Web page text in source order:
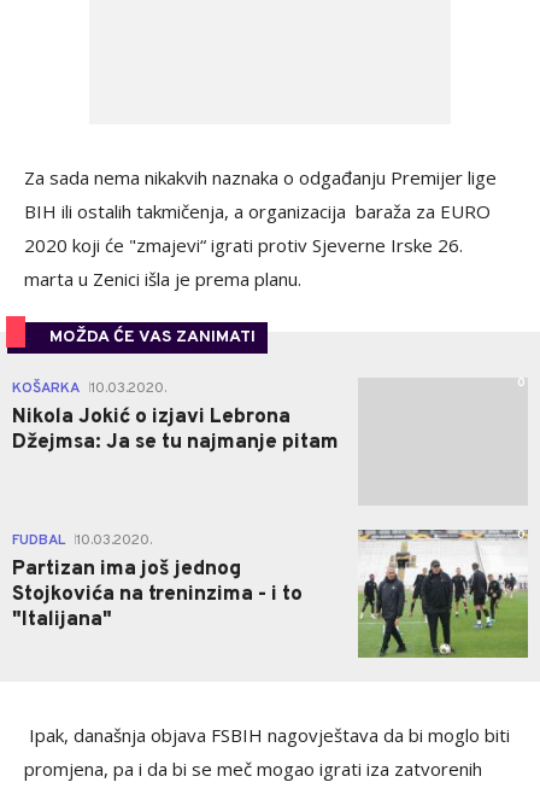
Za sada nema nikakvih naznaka o odgađanju Premijer lige
BIH ili ostalih takmičenja, a organizacija baraža za EURO
2020 koji će "zmajevi“ igrati protiv Sjeverne Irske 26.
marta u Zenici išla je prema planu.
MOŽDA ĆE VAS ZANIMATI
KOŠARKA 10.03.2020.
Nikola Jokić o izjavi Lebrona
Džejmsa: Ja se tu najmanje pitam
0
FUDBAL 10.03.2020.
Partizan ima još jednog
Stojkovića na treninzima - i to
"Italijana"
0
Ipak, današnja objava FSBIH nagovještava da bi moglo biti
promjena, pa i da bi se meč mogao igrati iza zatvorenih